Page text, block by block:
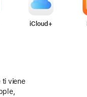
iCloud+
ti viene